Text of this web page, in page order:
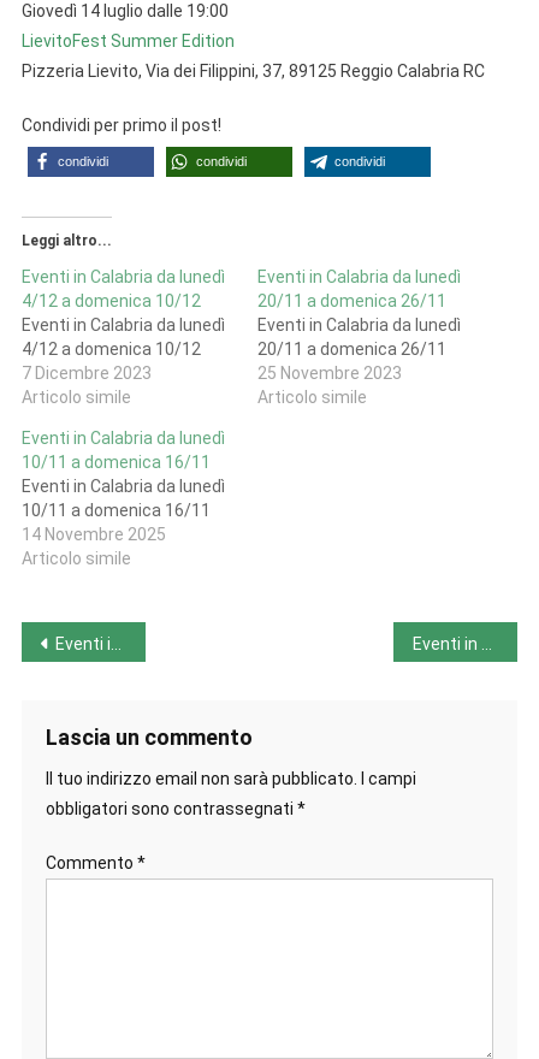
Giovedì 14 luglio dalle 19:00
LievitoFest Summer Edition
Pizzeria Lievito, Via dei Filippini, 37, 89125 Reggio Calabria RC
Condividi per primo il post!
condividi condividi condividi
Leggi altro...
Eventi in Calabria da lunedì
4/12 a domenica 10/12
Eventi in Calabria da lunedì
4/12 a domenica 10/12
7 Dicembre 2023
Articolo simile
Eventi in Calabria da lunedì
20/11 a domenica 26/11
Eventi in Calabria da lunedì
20/11 a domenica 26/11
25 Novembre 2023
Articolo simile
Eventi in Calabria da lunedì
10/11 a domenica 16/11
Eventi in Calabria da lunedì
10/11 a domenica 16/11
14 Novembre 2025
Articolo simile
Navigazione
Eventi in Campania dall’11 a 17 luglio
Lascia un commento
Il tuo indirizzo email non sarà pubblicato.
I campi
obbligatori sono contrassegnati *
Commento *